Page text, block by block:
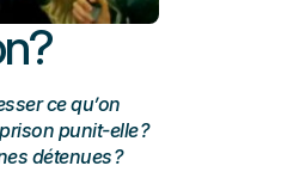
ce qu’on
punit-elle ?
détenues ?